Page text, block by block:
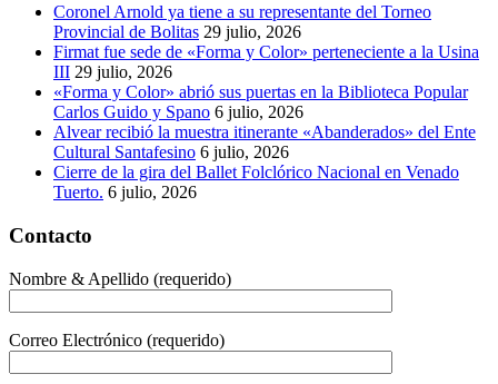
Coronel Arnold ya tiene a su representante del Torneo
Provincial de Bolitas 29 julio, 2026
Firmat fue sede de «Forma y Color» perteneciente a la Usina
III 29 julio, 2026
«Forma y Color» abrió sus puertas en la Biblioteca Popular
Carlos Guido y Spano 6 julio, 2026
Alvear recibió la muestra itinerante «Abanderados» del Ente
Cultural Santafesino 6 julio, 2026
Cierre de la gira del Ballet Folclórico Nacional en Venado
Tuerto. 6 julio, 2026
Contacto
Nombre & Apellido (requerido)
Correo Electrónico (requerido)